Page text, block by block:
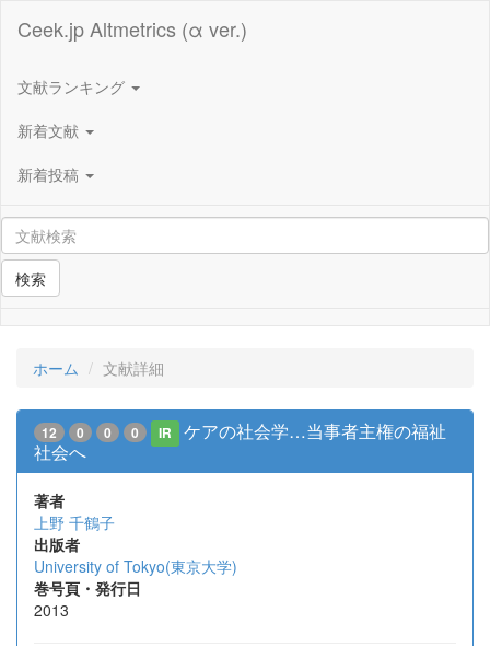
Ceek.jp Altmetrics (α ver.)
文献ランキング
新着文献
新着投稿
検索
ホーム 文献詳細
12 0 0 0 IR
ケアの社会学…当事者主権の福祉
社会へ
著者
上野 千鶴子
出版者
University of Tokyo(東京大学)
巻号頁・発行日
2013